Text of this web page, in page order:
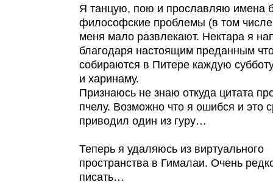
Я танцую, пою и прославляю имена
философские проблемы (в том
меня мало развлекают. Нектара я
благодаря настоящим преданным
собираются в Питере каждую
и харинаму.
Признаюсь не знаю откуда цитата
пчелу. Возможно что я ошибся и это
приводил один из гуру…
Теперь я удаляюсь из виртуального
пространства в Гималаи. Очень
писать…